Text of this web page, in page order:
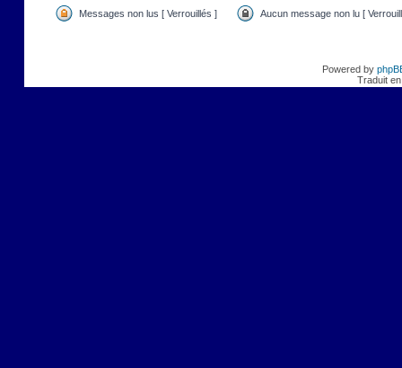
Messages non lus [ Verrouillés ] Aucun message non lu [
Powered by
Traduit